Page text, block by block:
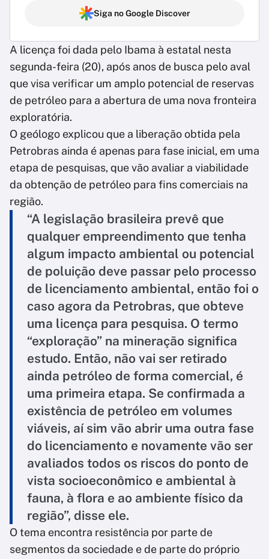
Siga no Google Discover
A licença foi dada pelo Ibama à estatal nesta
segunda-feira (20), após anos de busca pelo aval
que visa verificar um amplo potencial de reservas
de petróleo para a abertura de uma nova fronteira
exploratória.
O geólogo explicou que a liberação obtida pela
Petrobras ainda é apenas para fase inicial, em uma
etapa de pesquisas, que vão avaliar a viabilidade
da obtenção de petróleo para fins comerciais na
região.
“A legislação brasileira prevê que
qualquer empreendimento que tenha
algum impacto ambiental ou potencial
de poluição deve passar pelo processo
de licenciamento ambiental, então foi o
caso agora da Petrobras, que obteve
uma licença para pesquisa. O termo
“exploração” na mineração significa
estudo. Então, não vai ser retirado
ainda petróleo de forma comercial, é
uma primeira etapa. Se confirmada a
existência de petróleo em volumes
viáveis, aí sim vão abrir uma outra fase
do licenciamento e novamente vão ser
avaliados todos os riscos do ponto de
vista socioeconômico e ambiental à
fauna, à flora e ao ambiente físico da
região”, disse ele.
O tema encontra resistência por parte de
segmentos da sociedade e de parte do próprio